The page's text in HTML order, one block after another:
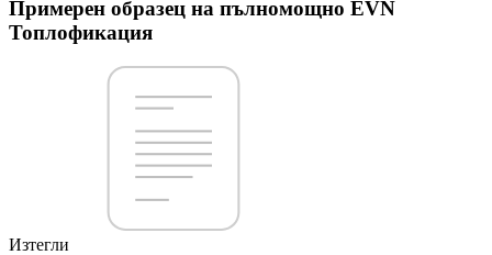
Примерен образец на пълномощно EVN
Топлофикация
Изтегли